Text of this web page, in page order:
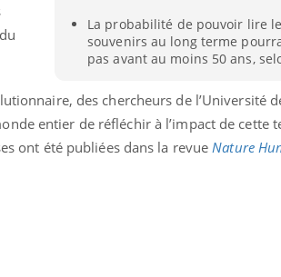
La probabilité de pouvoir lire
souvenirs au long terme
pas avant au moins 50 ans,
des chercheurs de l’Université
entier de réfléchir à l’impact de cette
ont été publiées dans la revue Nature